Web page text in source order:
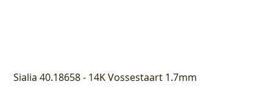
Sialia 40.18658 - 14K Vossestaart 1.7mm